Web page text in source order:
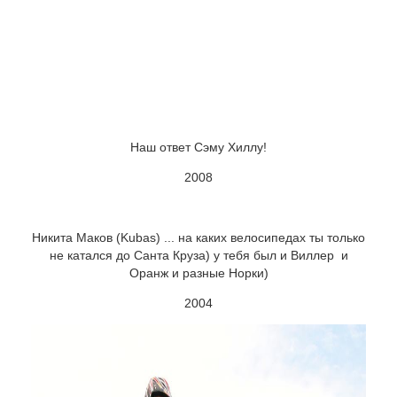
Наш ответ Сэму Хиллу!
2008
Никита Маков (Kubas) ... на каких велосипедах ты только
не катался до Санта Круза) у тебя был и Виллер и
Оранж и разные Норки)
2004